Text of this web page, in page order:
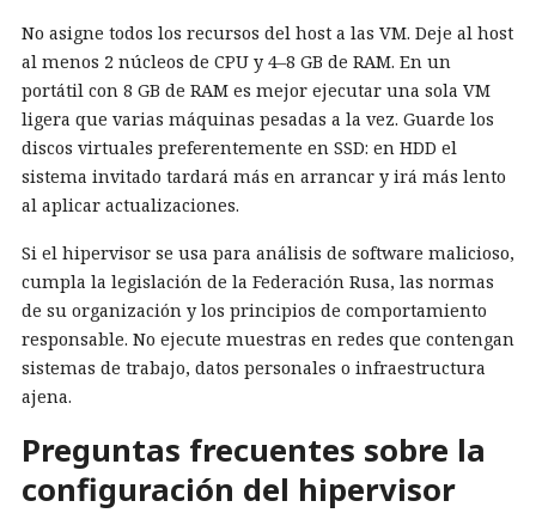
No asigne todos los recursos del host a las VM. Deje al host
al menos 2 núcleos de CPU y 4–8 GB de RAM. En un
portátil con 8 GB de RAM es mejor ejecutar una sola VM
ligera que varias máquinas pesadas a la vez. Guarde los
discos virtuales preferentemente en SSD: en HDD el
sistema invitado tardará más en arrancar y irá más lento
al aplicar actualizaciones.
Si el hipervisor se usa para análisis de software malicioso,
cumpla la legislación de la Federación Rusa, las normas
de su organización y los principios de comportamiento
responsable. No ejecute muestras en redes que contengan
sistemas de trabajo, datos personales o infraestructura
ajena.
Preguntas frecuentes sobre la
configuración del hipervisor